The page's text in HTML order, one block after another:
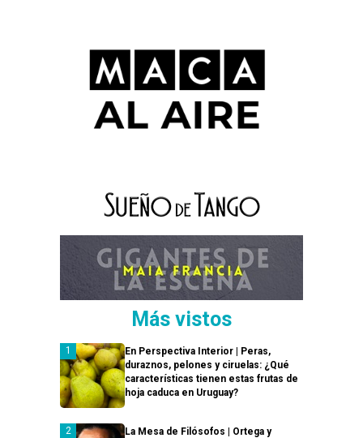
Más vistos
En Perspectiva Interior | Peras,
duraznos, pelones y ciruelas: ¿Qué
características tienen estas frutas de
hoja caduca en Uruguay?
La Mesa de Filósofos | Ortega y